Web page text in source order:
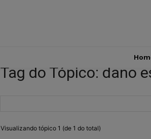
Tag do Tópico: dano
Visualizando tópico 1 (de 1 do total)